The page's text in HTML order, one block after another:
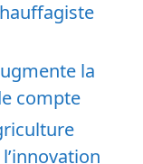
la
compte